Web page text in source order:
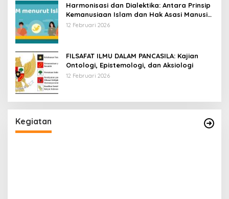
Harmonisasi dan Dialektika: Antara Prinsip
Kemanusiaan Islam dan Hak Asasi Manusia
Universal
12 Februari 2026
FILSAFAT ILMU DALAM PANCASILA: Kajian
Ontologi, Epistemologi, dan Aksiologi
12 Februari 2026
Kegiatan